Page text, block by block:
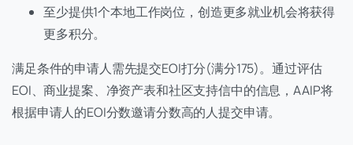
至少提供1个本地工作岗位，创造更多就业机会将获得
更多积分。
满足条件的申请人需先提交EOI打分(满分175)。通过评估
EOI、商业提案、净资产表和社区支持信中的信息，AAIP将
根据申请人的EOI分数邀请分数高的人提交申请。